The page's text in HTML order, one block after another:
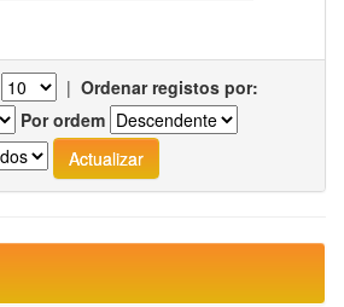
| Ordenar registos por:
Por ordem